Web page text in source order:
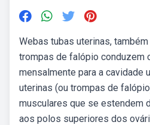
Webas tubas uterinas,
trompas de falópio conduzem
mensalmente para a cavidade
uterinas (ou trompas de
musculares que se estendem
aos polos superiores dos